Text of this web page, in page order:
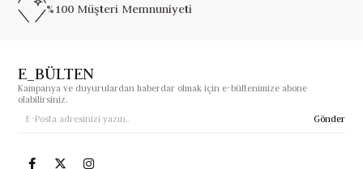
%100 Müşteri Memnuniyeti
E_BÜLTEN
Kampanya ve duyurulardan haberdar olmak için e-bültenimize abone
olabilirsiniz.
Gönder